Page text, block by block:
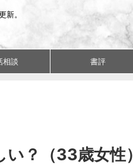
新。
相談 書評
？（33歳女性）